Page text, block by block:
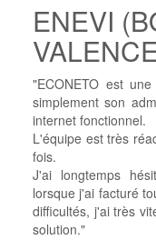
ENEVI
"ECONETO est
simplement son
internet fonctionnel.
L'équipe est très
fois.
J'ai longtemps
lorsque j'ai facturé
difficultés, j'ai très
solution."